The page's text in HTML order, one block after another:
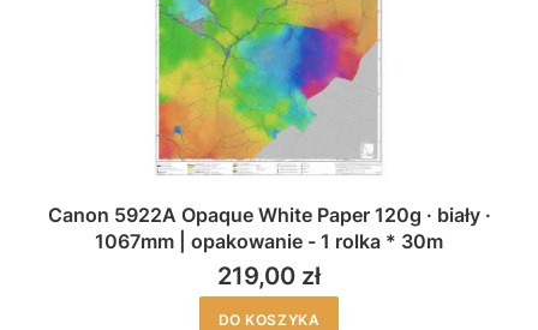
Canon 5922A Opaque White Paper 120g · biały ·
1067mm | opakowanie - 1 rolka * 30m
219,00 zł
DO KOSZYKA